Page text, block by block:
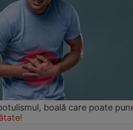
boală care poate